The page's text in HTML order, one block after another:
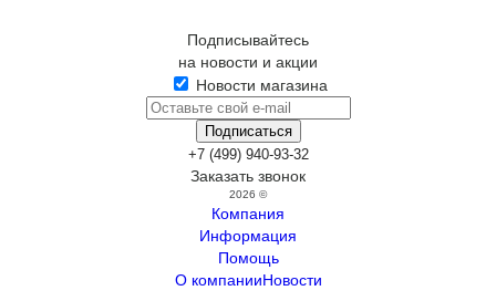
Подписывайтесь
на новости и акции
Новости магазина
+7 (499) 940-93-32
Заказать звонок
2026 ©
Компания
Информация
Помощь
О компанииНовости